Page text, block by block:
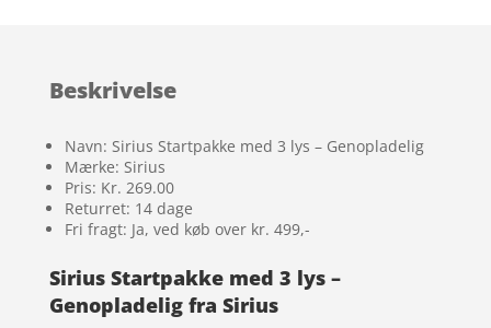
Beskrivelse
Navn: Sirius Startpakke med 3 lys – Genopladelig
Mærke: Sirius
Pris: Kr. 269.00
Returret: 14 dage
Fri fragt: Ja, ved køb over kr. 499,-
Sirius Startpakke med 3 lys –
Genopladelig fra Sirius